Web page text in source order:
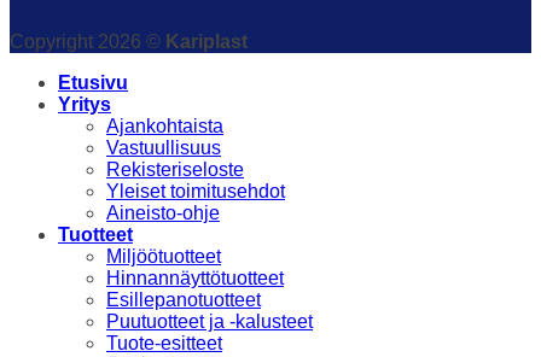
Copyright 2026 © Kariplast
Etusivu
Yritys
Ajankohtaista
Vastuullisuus
Rekisteriseloste
Yleiset toimitusehdot
Aineisto-ohje
Tuotteet
Miljöötuotteet
Hinnannäyttötuotteet
Esillepanotuotteet
Puutuotteet ja -kalusteet
Tuote-esitteet